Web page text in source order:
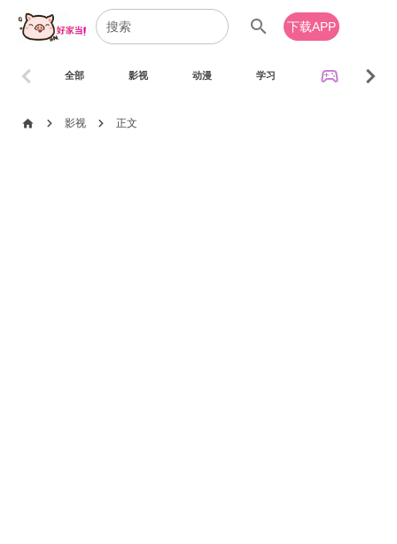
search 下载APP
全部 影视 动漫 学习 sports_esports
chevron_left chevron_right
home chevron_right 影视 chevron_right 正文